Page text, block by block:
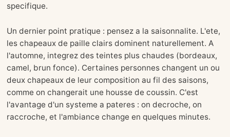
specifique.
Un dernier point pratique : pensez a la saisonnalite. L'ete,
les chapeaux de paille clairs dominent naturellement. A
l'automne, integrez des teintes plus chaudes (bordeaux,
camel, brun fonce). Certaines personnes changent un ou
deux chapeaux de leur composition au fil des saisons,
comme on changerait une housse de coussin. C'est
l'avantage d'un systeme a pateres : on decroche, on
raccroche, et l'ambiance change en quelques minutes.